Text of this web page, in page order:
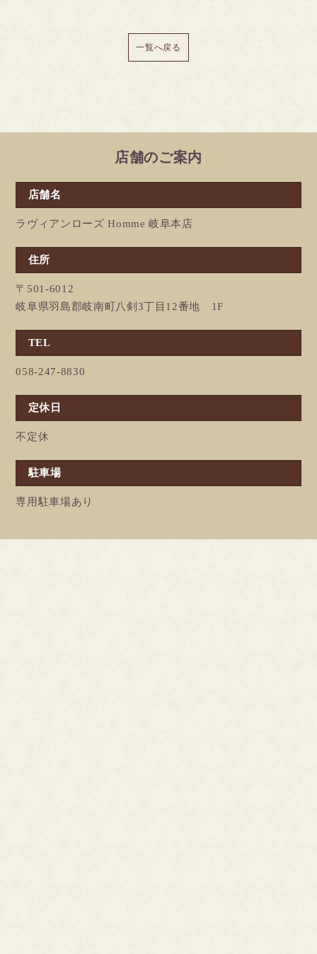
一覧へ戻る
店舗のご案内
店舗名
ラヴィアンローズ Homme 岐阜本店
住所
〒501-6012
岐阜県羽島郡岐南町八剣3丁目12番地 1F
TEL
058-247-8830
定休日
不定休
駐車場
専用駐車場あり